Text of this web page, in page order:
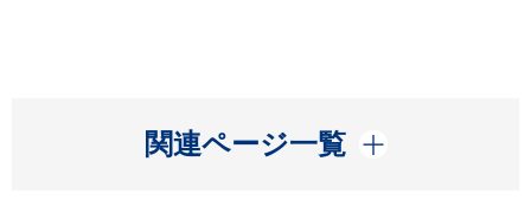
関連ページ一覧
開く